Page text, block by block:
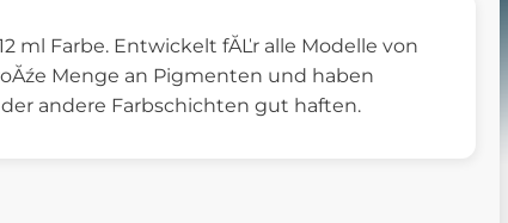
ml Farbe. Entwickelt fĂĽr alle Modelle von
Menge an Pigmenten und haben
andere Farbschichten gut haften.